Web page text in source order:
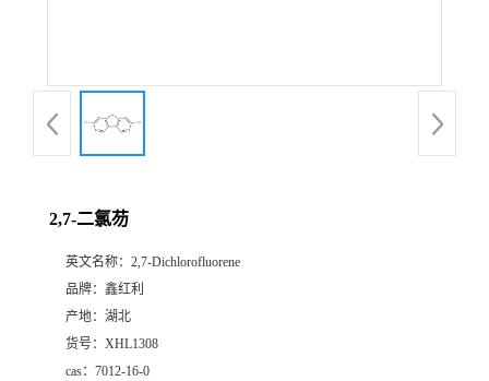
2,7-二氯芴
英文名称： 2,7-Dichlorofluorene
品牌： 鑫红利
产地： 湖北
货号： XHL1308
cas： 7012-16-0